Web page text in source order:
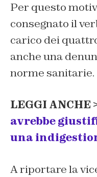
Per questo
consegnato il
carico dei
anche una
norme sanitarie.
LEGGI ANCHE
avrebbe
una
A riportare la